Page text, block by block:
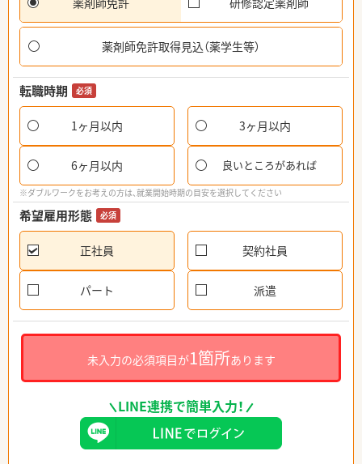
薬剤師免許取得見込（薬学生等）
転職時期 必須
1ヶ月以内 3ヶ月以内
6ヶ月以内 良いところがあれば
※ダブルワークをお考えの方は、就業開始時期の目安を選択してください
希望雇用形態 必須
正社員 契約社員
パート 派遣
未入力の必須項目が1箇所あります
LINE連携で簡単入力！